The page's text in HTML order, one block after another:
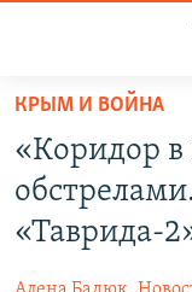
Вернуться
основному
содержанию
Вернутся
главной
СПЕЦПРОЕКТЫ
ГРУЗ 200
ВОДА
КРЫМ И ВОЙНА
«Коридор
«Таврида-